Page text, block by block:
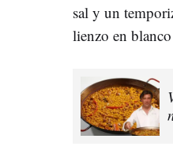
sal y un
lienzo en